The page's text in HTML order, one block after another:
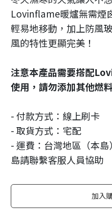
Lovinflame暖爐無需煙
輕易地移動，加上防風
風的特性更顯完美！
注意本產品需要搭配
使用，請勿添加其他燃
- 付款方式：線上刷卡
- 取貨方式：宅配
- 運費：台灣地區（本
島請聯繫客服人員協助
加入